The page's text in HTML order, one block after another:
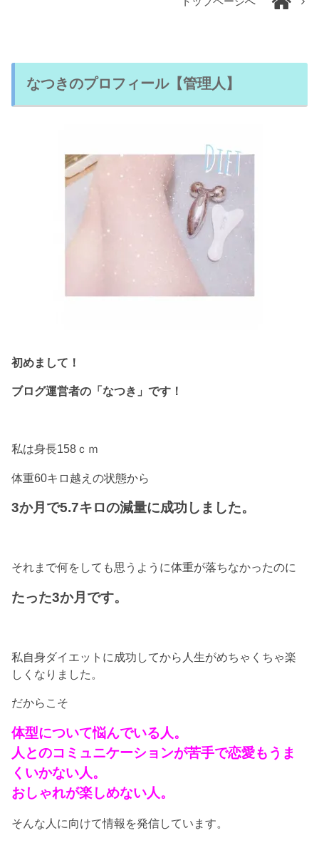
なつきのプロフィール【管理人】
初めまして！
ブログ運営者の「なつき」です！
私は身長158ｃｍ
体重60キロ越えの状態から
3か月で5.7キロの減量に成功しました。
それまで何をしても思うように体重が落ちなかったのに
たった3か月です。
私自身ダイエットに成功してから人生がめちゃくちゃ楽
しくなりました。
だからこそ
体型について悩んでいる人。
人とのコミュニケーションが苦手で恋愛もうま
くいかない人。
おしゃれが楽しめない人。
そんな人に向けて情報を発信しています。